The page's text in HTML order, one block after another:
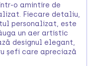
o amintire de
Fiecare detaliu,
personalizat, este
un aer artistic
designul elegant,
șefi care apreciază